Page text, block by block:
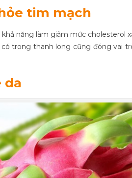
tim mạch
năng làm giảm mức cholesterol
trong thanh long cũng đóng vai
da